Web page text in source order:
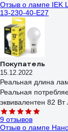
Отзыв о лампе IEK
13-230-40-E27
Покупатель
15.12.2022
Реальная длина
Реальная
эквивалентен 82 Вт лампе
(Ra) 82.4. Цветовая
пространства не
9 отзывов
Отзыв о лампе